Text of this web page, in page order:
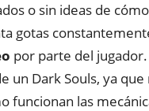
o sin ideas de
gotas
por parte del
un Dark Souls, ya
funcionan las